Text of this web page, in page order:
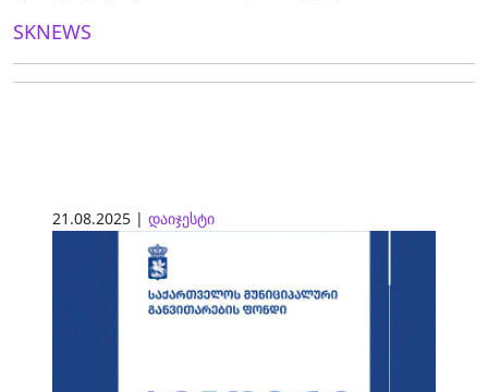
SKNEWS
21.08.2025 | დაიჯესტი